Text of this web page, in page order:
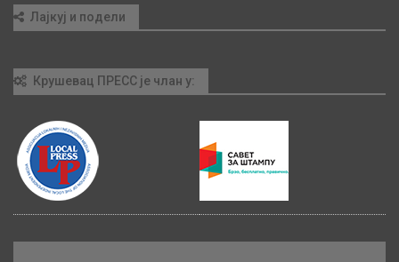
Лајкуј и подели
Крушевац ПРЕСС је члан у: